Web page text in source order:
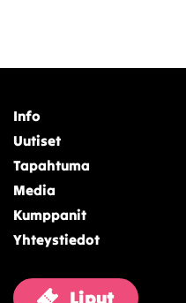
Info
Uutiset
Tapahtuma
Media
Kumppanit
Yhteystiedot
Liput